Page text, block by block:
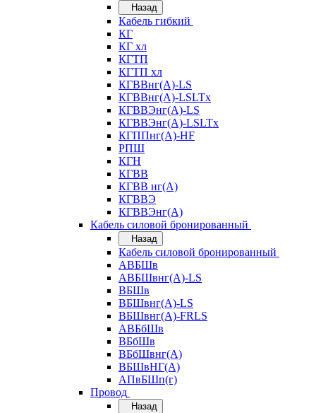
Назад
Кабель гибкий
КГ
КГ хл
КГТП
КГТП хл
КГВВнг(А)-LS
КГВВнг(А)-LSLTx
КГВВЭнг(А)-LS
КГВВЭнг(А)-LSLTx
КГППнг(А)-HF
РПШ
КГН
КГВВ
КГВВ нг(А)
КГВВЭ
КГВВЭнг(А)
Кабель силовой бронированный
Назад
Кабель силовой бронированный
АВБШв
АВБШвнг(А)-LS
ВБШв
ВБШвнг(А)-LS
ВБШвнг(А)-FRLS
АВБбШв
ВБбШв
ВБбШвнг(А)
ВБШвНГ(А)
АПвБШп(г)
Провод
Назад